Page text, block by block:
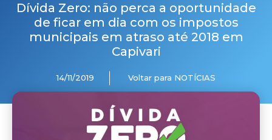
Dívida Zero: não perca a oportunidade
de ficar em dia com os impostos
municipais em atraso até 2018 em
Capivari
14/11/2019 Voltar para NOTÍCIAS